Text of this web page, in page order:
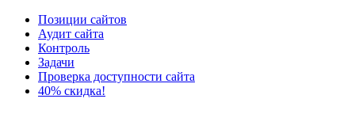
Позиции сайтов
Аудит сайта
Контроль
Задачи
Проверка доступности сайта
40% скидка!